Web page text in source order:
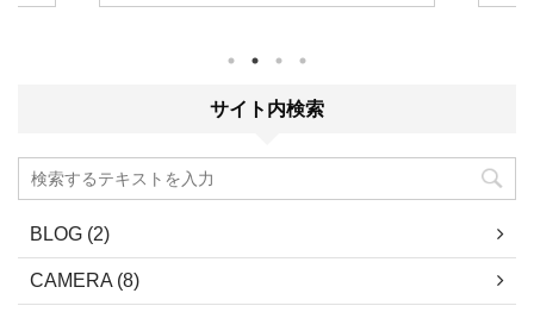
件が揃うのは2023年だそうです。 絶
長崎で星を見るならココだ！ おすすめ
スポットを見ていきましょう。 ※一番
ますので、どうぞご活用ください。 1.
諫早 五家原岳 ここは、 ...
写真
いと
地震
道｜
どう
県阿
サイト内検索
BLOG (2)
CAMERA (8)